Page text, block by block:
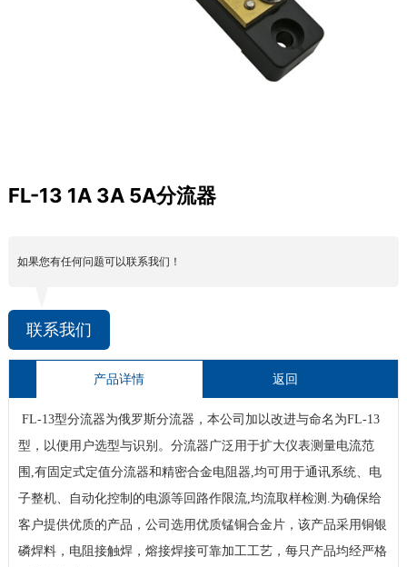
FL-13 1A 3A 5A分流器
如果您有任何问题可以联系我们！
联系我们
产品详情 返回
FL-13型分流器为俄罗斯分流器，本公司加以改进与命名为FL-13
型，以便用户选型与识别。分流器广泛用于扩大仪表测量电流范
围 ,有固定式定值分流器和精密合金电阻器,均可用于通讯系统、电
子整机、自动化控制的电源等回路作限流,均流取样检测 .为确保给
客户提供优质的产品，公司选用优质锰铜合金片，该产品采用铜银
磷焊料，电阻接触焊，熔接焊接可靠加工工艺，每只产品均经严格